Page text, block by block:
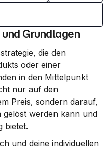
Grundlagen
oder einer
in den Mittelpunkt
nur auf den
Preis, sondern darauf,
gelöst werden kann und
bietet.
und deine individuellen